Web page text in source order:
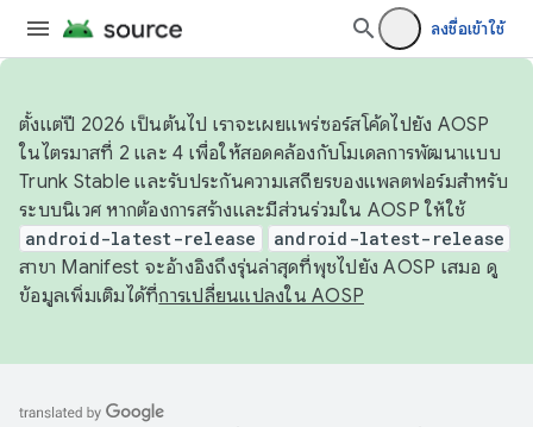
ลงชื่อเข้าใช้
ตั้งแต่ปี 2026 เป็นต้นไป เราจะเผยแพร่ซอร์สโค้ดไปยัง AOSP
ในไตรมาสที่ 2 และ 4 เพื่อให้สอดคล้องกับโมเดลการพัฒนาแบบ
Trunk Stable และรับประกันความเสถียรของแพลตฟอร์มสำหรับ
ระบบนิเวศ หากต้องการสร้างและมีส่วนร่วมใน AOSP ให้ใช้
android-latest-release android-latest-release
สาขา Manifest จะอ้างอิงถึงรุ่นล่าสุดที่พุชไปยัง AOSP เสมอ ดู
ข้อมูลเพิ่มเติมได้ที่การเปลี่ยนแปลงใน AOSP